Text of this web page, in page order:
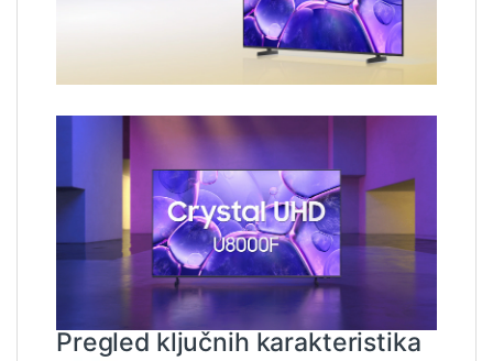
Pregled ključnih karakteristika